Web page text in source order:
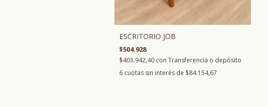
ESCRITORIO JOB
$504.928
$403.942,40 con Transferencia o depósito
6 cuotas sin interés de $84.154,67